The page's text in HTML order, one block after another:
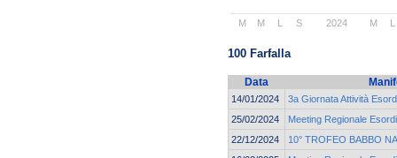
2024
M M S M
100 Farfalla
Data
14/01/2024
3a Giornata Attività
25/02/2024
Meeting Regionale
22/12/2024
10° TROFEO BABBO